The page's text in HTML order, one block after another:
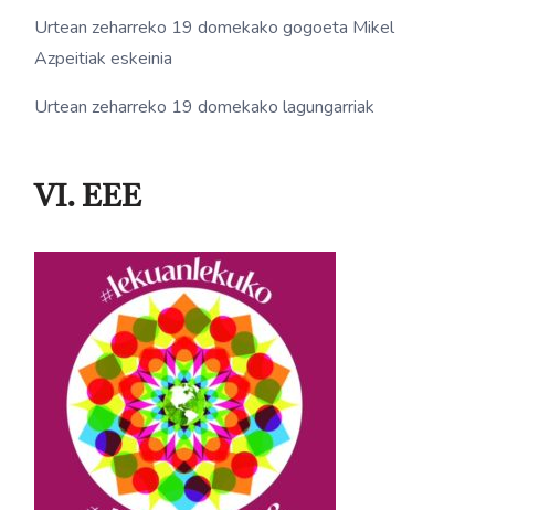
Urtean zeharreko 19 domekako gogoeta Mikel
Azpeitiak eskeinia
Urtean zeharreko 19 domekako lagungarriak
VI. EEE